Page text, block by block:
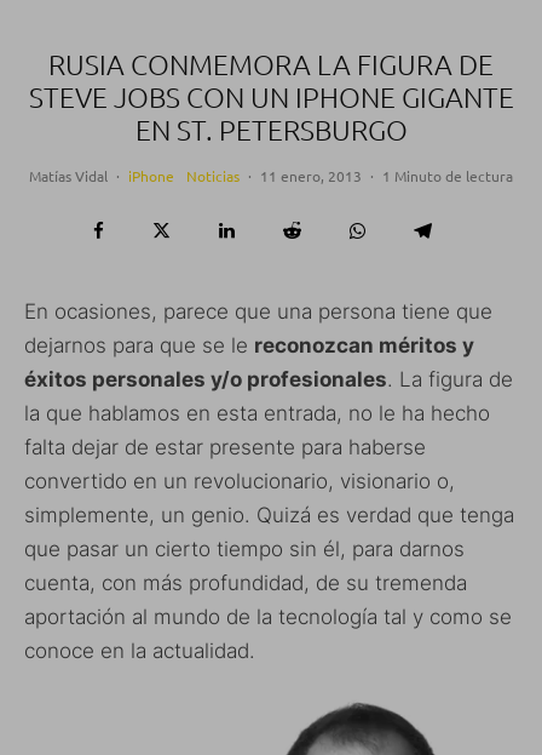
RUSIA CONMEMORA LA FIGURA DE
STEVE JOBS CON UN IPHONE GIGANTE
EN ST. PETERSBURGO
Matías Vidal · iPhone Noticias · 11 enero, 2013 · 1 Minuto de lectura
En ocasiones, parece que una persona tiene que
dejarnos para que se le reconozcan méritos y
éxitos personales y/o profesionales. La figura de
la que hablamos en esta entrada, no le ha hecho
falta dejar de estar presente para haberse
convertido en un revolucionario, visionario o,
simplemente, un genio. Quizá es verdad que tenga
que pasar un cierto tiempo sin él, para darnos
cuenta, con más profundidad, de su tremenda
aportación al mundo de la tecnología tal y como se
conoce en la actualidad.